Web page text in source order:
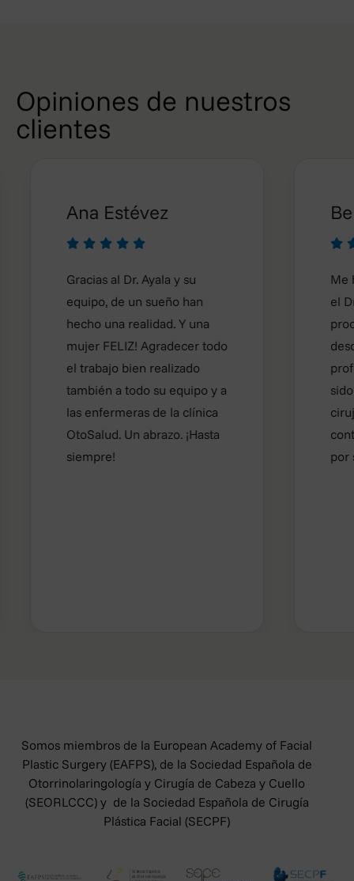
Opiniones de nuestros
clientes
Ana Estévez
  
Gracias al Dr. Ayala y su
equipo, de un sueño han
hecho una realidad. Y una
mujer FELIZ! Agradecer todo
el trabajo bien realizado
también a todo su equipo y a
las enfermeras de la clínica
OtoSalud. Un abrazo. ¡Hasta
siempre!

Me hice
el Dr
proceso
desde
sido
cirujano.
por su
Somos miembros de la European Academy of Facial
Plastic Surgery (EAFPS), de la Sociedad Española de
Otorrinolaringología y Cirugía de Cabeza y Cuello
(SEORLCCC) y de la Sociedad Española de Cirugía
Plástica Facial (SECPF)